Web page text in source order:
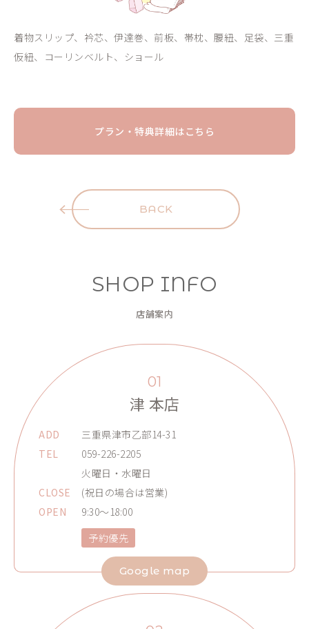
着物スリップ、衿芯、伊達巻、前板、帯枕、腰紐、足袋、三重
仮紐、コーリンベルト、ショール
プラン・特典詳細はこちら
BACK
SHOP INFO
店舗案内
01
津 本店
ADD
三重県津市乙部14-31
TEL
059-226-2205
CLOSE
火曜日・水曜日
(祝日の場合は営業)
OPEN
9:30～18:00
予約優先
Google map